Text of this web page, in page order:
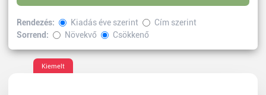
Rendezés: Kiadás éve szerint
Cím szerint
Sorrend:
Növekvő Csökkenő
Kiválasztott címke:értéktár
Kiemelt